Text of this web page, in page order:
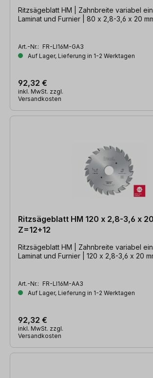
Ritzsägeblatt HM | Zahnbreite variabel
Laminat und Furnier | 80 x 2,8-3,6 x 20
Art.-Nr.: FR-LI16M-GA3
Auf Lager, Lieferung in 1-2 Werktagen
92,32 €
inkl. MwSt. zzgl.
Versandkosten
Ritzsägeblatt HM 120 x 2,8-3,6 x
Z=12+12
Ritzsägeblatt HM | Zahnbreite variabel
Laminat und Furnier | 120 x 2,8-3,6 x 20
Art.-Nr.: FR-LI16M-AA3
Auf Lager, Lieferung in 1-2 Werktagen
92,32 €
inkl. MwSt. zzgl.
Versandkosten